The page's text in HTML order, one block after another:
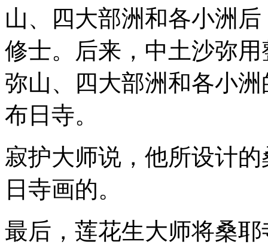
山、四大部洲和各小洲
修士。后来，中土沙弥
弥山、四大部洲和各小
布日寺。
寂护大师说，他所设计
日寺画的。
最后，莲花生大师将桑